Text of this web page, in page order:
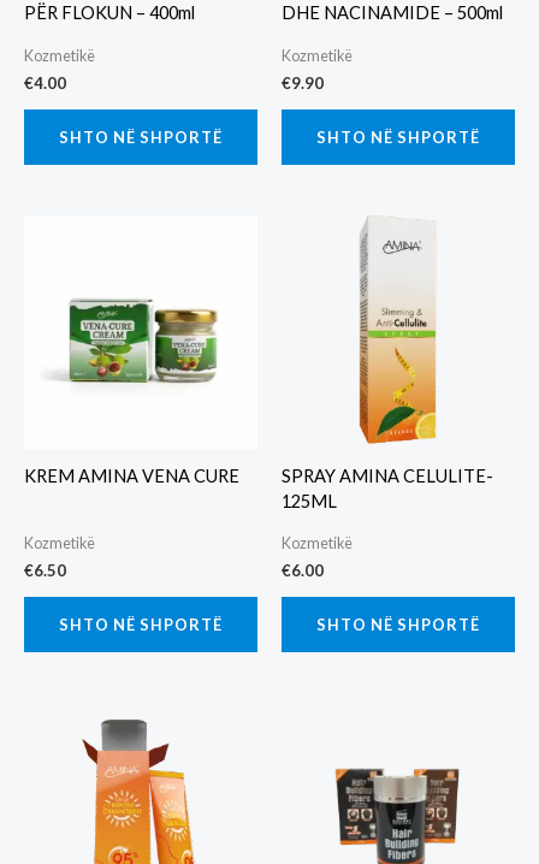
PËR FLOKUN – 400ml
Kozmetikë
€4.00
SHTO NË SHPORTË
DHE NACINAMIDE – 500ml
Kozmetikë
€9.90
SHTO NË SHPORTË
KREM AMINA VENA CURE
Kozmetikë
€6.50
SHTO NË SHPORTË
SPRAY AMINA CELULITE-
125ML
Kozmetikë
€6.00
SHTO NË SHPORTË